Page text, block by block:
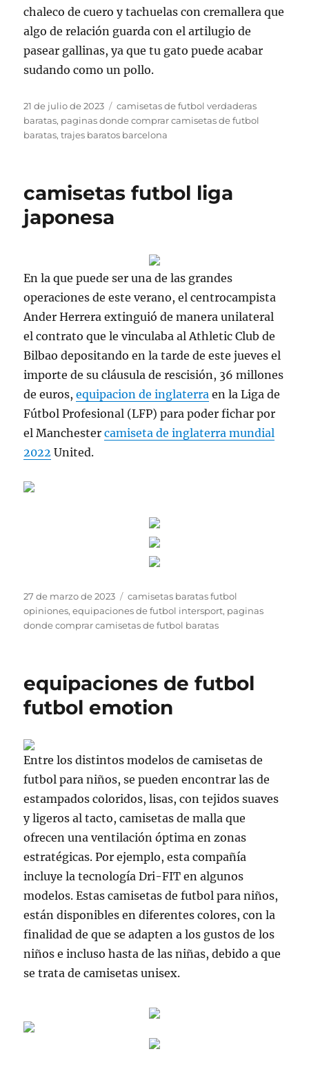
chaleco de cuero y tachuelas con cremallera que
algo de relación guarda con el artilugio de
pasear gallinas, ya que tu gato puede acabar
sudando como un pollo.
Publicado
el
21 de julio de 2023 Etiquetas
camisetas de futbol verdaderas
baratas, paginas donde comprar camisetas de futbol
baratas,trajes baratos barcelona
camisetas futbol liga
japonesa
En la que puede ser una de las grandes
operaciones de este verano, el centrocampista
Ander Herrera extinguió de manera unilateral
el contrato que le vinculaba al Athletic Club de
Bilbao depositando en la tarde de este jueves el
importe de su cláusula de rescisión, 36 millones
de euros,equipacion de inglaterra en la Liga de
Fútbol Profesional (LFP) para poder fichar por
el Manchestercamiseta de inglaterra mundial
2022 United.
Publicado
el
27 de marzo de 2023 Etiquetas
camisetas baratas futbol
opiniones,equipaciones de futbol intersport, paginas
donde comprar camisetas de futbol baratas
equipaciones de futbol
futbol emotion
Entre los distintos modelos de camisetas de
futbol para niños, se pueden encontrar las de
estampados coloridos, lisas, con tejidos suaves
y ligeros al tacto, camisetas de malla que
ofrecen una ventilación óptima en zonas
estratégicas. Por ejemplo, esta compañía
incluye la tecnología Dri-FIT en algunos
modelos. Estas camisetas de futbol para niños,
están disponibles en diferentes colores, con la
finalidad de que se adapten a los gustos de los
niños e incluso hasta de las niñas, debido a que
se trata de camisetas unisex.